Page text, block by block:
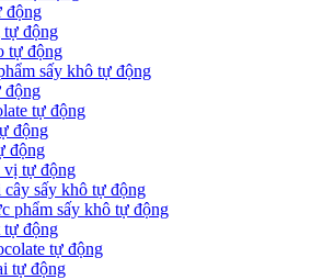
động
động
tự động
sấy khô tự động
động
tự động
động
động
vị tự động
sấy khô tự động
phẩm sấy khô tự động
tự động
tự động
tự động